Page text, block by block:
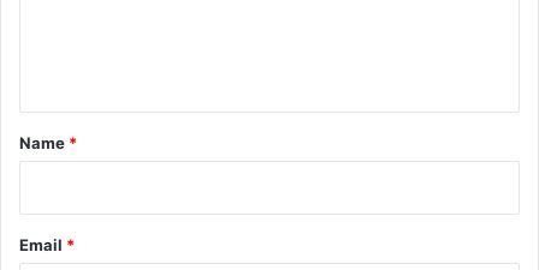
*
Name *
Email *